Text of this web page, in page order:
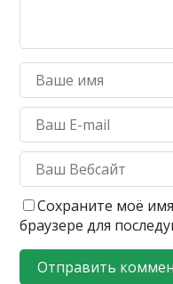
Сохраните моё
браузере для